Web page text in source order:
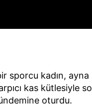
sporcu kadın, ayna
kas kütlesiyle
oturdu.